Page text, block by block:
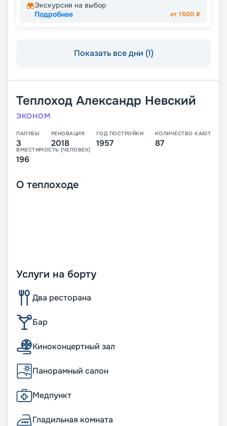
Экскурсия на выбор
Подробнее
от1500 ₽
Показать все дни (1)
Теплоход Александр Невский
ЭКОНОМ
ПАЛУБЫ
3
РЕНОВАЦИЯ
2018
ГОД ПОСТРОЙКИ
1957
КОЛИЧЕСТВО КАЮТ
87
ВМЕСТИМОСТЬ (ЧЕЛОВЕК)
196
О теплоходе
Услуги на борту
Два ресторана
Бар
Киноконцертный зал
Панорамный салон
Медпункт
Гладильная комната